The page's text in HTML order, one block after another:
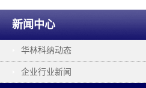
新闻中心
华林科纳动态
企业行业新闻